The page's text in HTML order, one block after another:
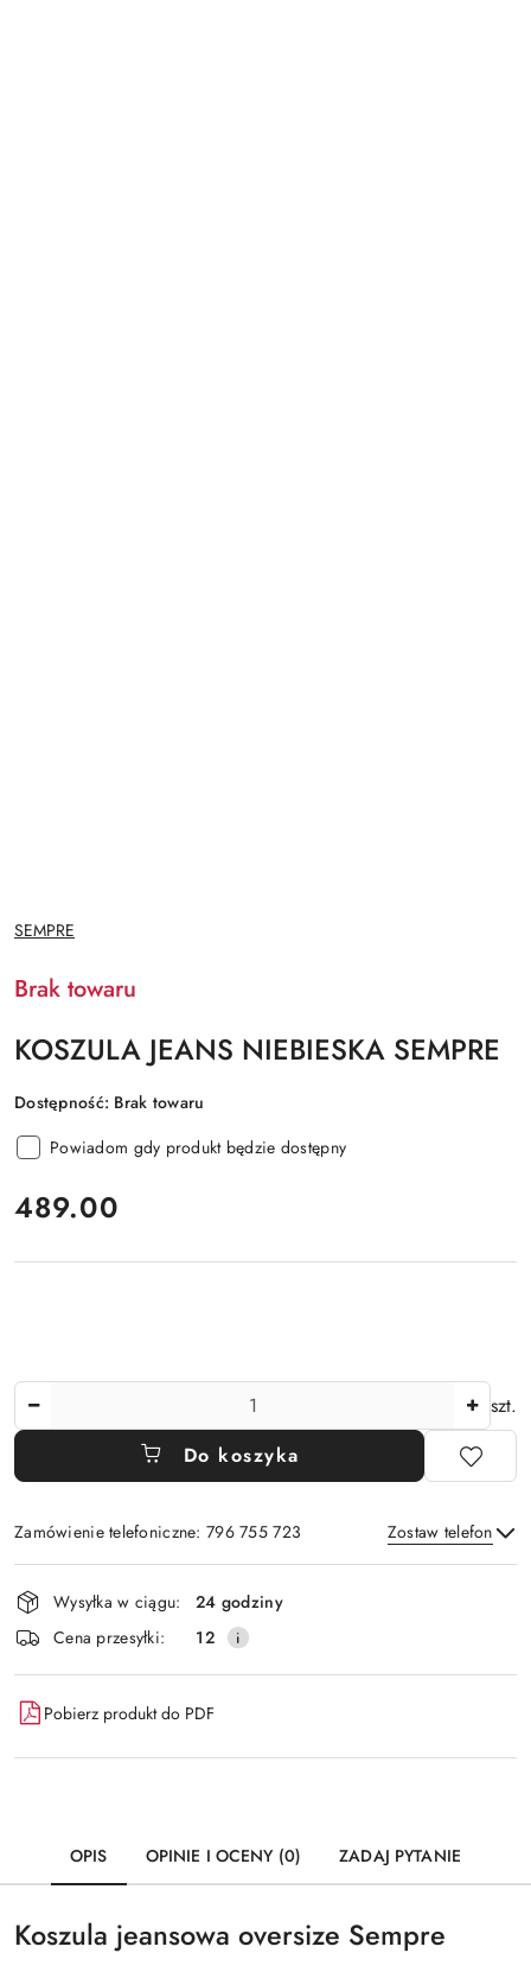
NAZWA
PRODUCENTA:
SEMPRE
Brak towaru
KOSZULA JEANS NIEBIESKA SEMPRE
Dostępność: Brak towaru
Powiadom gdy produkt będzie dostępny
cena:
489.00
szt.
Do koszyka
Zamówienie telefoniczne: 796 755 723 Zostaw telefon
Wyślij
Dostępność
i
dostawa
Wysyłka w ciągu:
24 godziny
Cena przesyłki:
12
Pobierz produkt do PDF
OPIS OPINIE I OCENY (0) ZADAJ PYTANIE
Koszula jeansowa oversize Sempre